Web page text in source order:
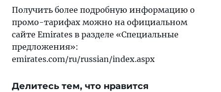
Получить более подробную информацию о
промо-тарифах можно на официальном
сайте Emirates в разделе «Специальные
предложения»:
emirates.com/ru/russian/index.aspx
Делитесь тем, что нравится